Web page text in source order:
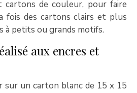
cartons de couleur, pour faire
fois des cartons clairs et plus
à petits ou grands motifs.
aux encres et
sur un carton blanc de 15 x 15